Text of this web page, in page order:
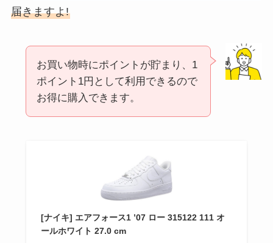
届きますよ!
お買い物時にポイントが貯まり、1
ポイント1円として利用できるので
お得に購入できます。
[ナイキ] エアフォース1 ’07 ロー 315122 111 オ
ールホワイト 27.0 cm